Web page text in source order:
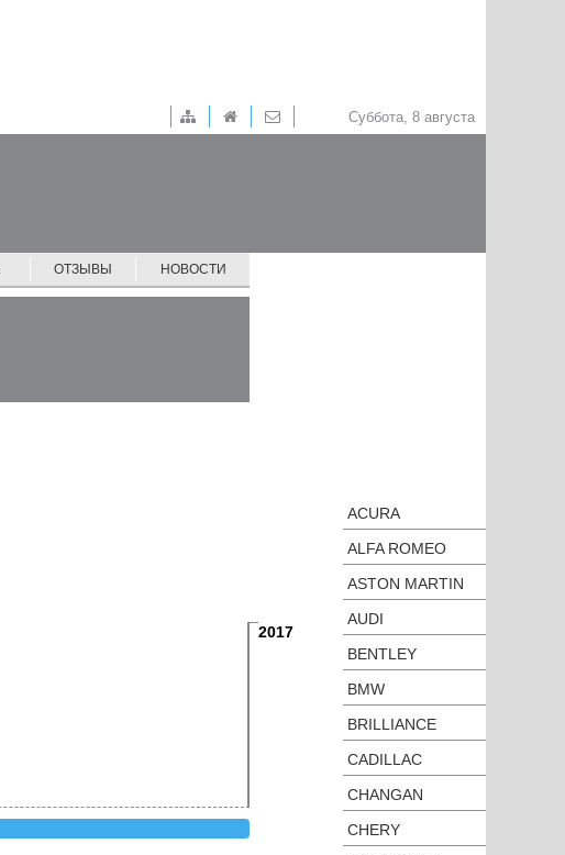
Суббота, 8 августа
ОТЗЫВЫ НОВОСТИ
2017
ACURA
ALFA ROMEO
ASTON MARTIN
AUDI
BENTLEY
BMW
BRILLIANCE
CADILLAC
CHANGAN
CHERY